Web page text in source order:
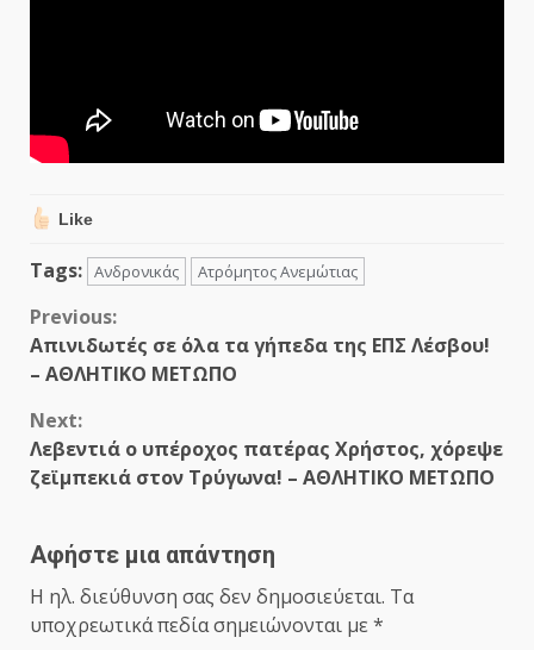
Like
Tags: Ανδρονικάς Ατρόμητος Ανεμώτιας
Continue
Reading
Previous:
Απινιδωτές σε όλα τα γήπεδα της ΕΠΣ Λέσβου!
– ΑΘΛΗΤΙΚΟ ΜΕΤΩΠΟ
Next:
Λεβεντιά ο υπέροχος πατέρας Χρήστος, χόρεψε
ζεϊμπεκιά στον Τρύγωνα! – ΑΘΛΗΤΙΚΟ ΜΕΤΩΠΟ
Αφήστε μια απάντηση
Η ηλ. διεύθυνση σας δεν δημοσιεύεται. Τα
υποχρεωτικά πεδία σημειώνονται με *